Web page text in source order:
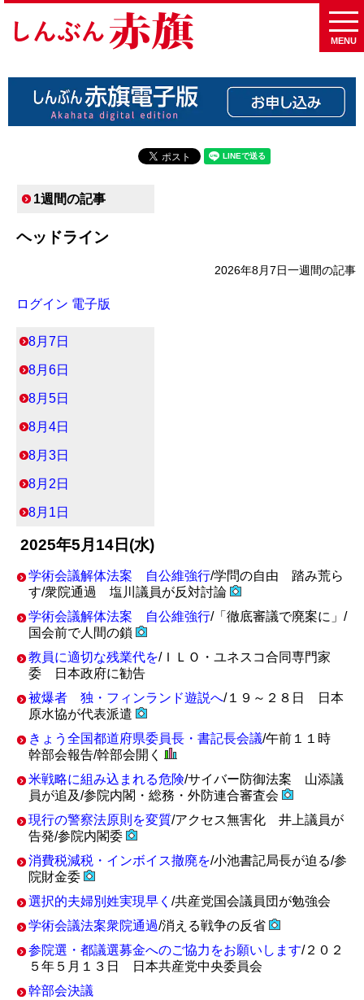
MENU
1週間の記事
ヘッドライン
2026年8月7日 一週間の記事
ログイン 電子版
8月7日
8月6日
8月5日
8月4日
8月3日
8月2日
8月1日
2025年5月14日(水)
学術会議解体法案 自公維強行/学問の自由 踏み荒ら
す/衆院通過 塩川議員が反対討論
学術会議解体法案 自公維強行/「徹底審議で廃案に」/
国会前で人間の鎖
教員に適切な残業代を/ＩＬＯ・ユネスコ合同専門家
委 日本政府に勧告
被爆者 独・フィンランド遊説へ/１９～２８日 日本
原水協が代表派遣
きょう全国都道府県委員長・書記長会議/午前１１時
幹部会報告/幹部会開く
米戦略に組み込まれる危険/サイバー防御法案 山添議
員が追及/参院内閣・総務・外防連合審査会
現行の警察法原則を変質/アクセス無害化 井上議員が
告発/参院内閣委
消費税減税・インボイス撤廃を/小池書記局長が迫る/参
院財金委
選択的夫婦別姓実現早く /共産党国会議員団が勉強会
学術会議法案衆院通過/消える戦争の反省
参院選・都議選募金へのご協力をお願いします/２０２
５年５月１３日 日本共産党中央委員会
幹部会決議